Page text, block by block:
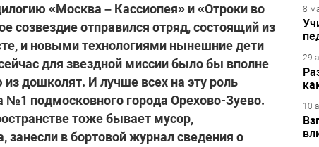
«Москва – Кассиопея» и «Отроки во
созвездие отправился отряд, состоящий из
и новыми технологиями нынешние дети
для звездной миссии было бы вполне
дошколят. И лучше всех на эту роль
№1 подмосковного города Орехово-Зуево.
тоже бывает мусор,
в бортовой журнал сведения о
8
29
10